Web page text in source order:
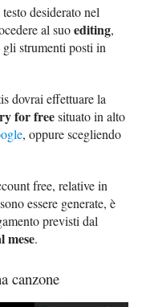
desiderato nel
al suoediting,
strumenti posti in
dovrai effettuare la
for freesituato in alto
, oppure scegliendo
free, relative in
essere generate, è
previsti dal
mese.
canzone